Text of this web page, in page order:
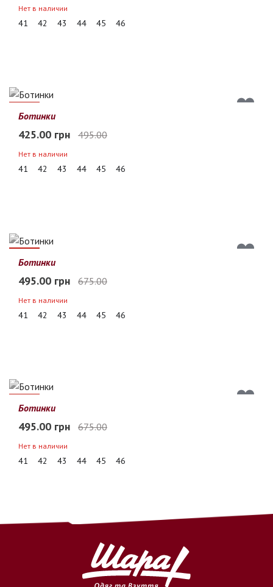
Нет в наличии
41 42 43 44 45 46
14%
Ботинки
425.00 грн 495.00
Нет в наличии
41 42 43 44 45 46
27%
Ботинки
495.00 грн 675.00
Нет в наличии
41 42 43 44 45 46
27%
Ботинки
495.00 грн 675.00
Нет в наличии
41 42 43 44 45 46